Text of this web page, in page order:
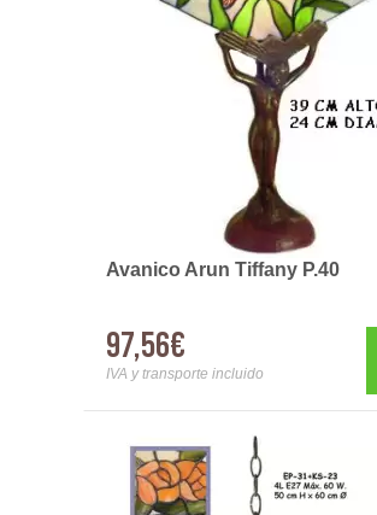
Avanico Arun Tiffany P.40
97,56€
IVA y transporte incluido